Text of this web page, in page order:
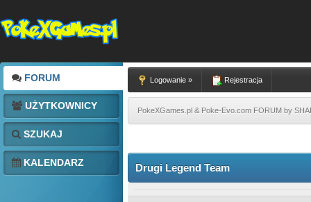
FORUM
UŻYTKOWNICY
SZUKAJ
KALENDARZ
Logowanie » Rejestracja
PokeXGames.pl & Poke-Evo.com FORUM by
Drugi Legend Team